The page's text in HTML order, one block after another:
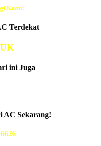
Kami:
Terdekat
ini Juga
AC Sekarang!